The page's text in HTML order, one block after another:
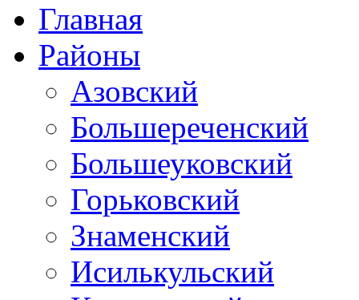
Главная
Районы
Азовский
Большереченский
Большеуковский
Горьковский
Знаменский
Исилькульский